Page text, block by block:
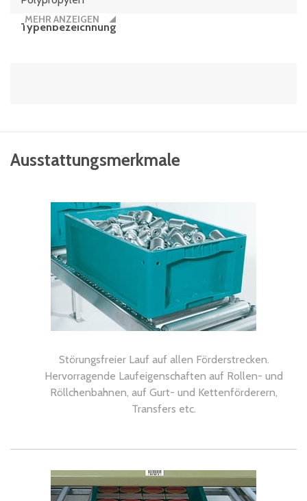
Typen­be­zeich­nung
8.9 Liter
MEHR ANZEIGEN
/ 5.00 bei 652 Bewertungen
Schnelle Lieferung
Versandkostenfrei ab 200 €
Ausstattungsmerkmale